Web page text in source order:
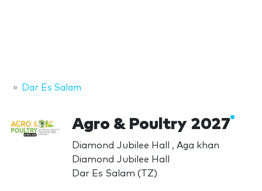
Dar Es Salam
Agro & Poultry 2027
Diamond Jubilee Hall , Aga khan
Diamond Jubilee Hall
Dar Es Salam (TZ)